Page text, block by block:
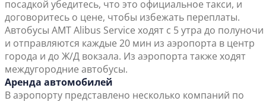
посадкой убедитесь, что это официальное такси, и
договоритесь о цене, чтобы избежать переплаты.
Автобусы AMT Alibus Service ходят с 5 утра до полуночи
и отправляются каждые 20 мин из аэропорта в центр
города и до Ж/Д вокзала. Из аэропорта также ходят
междугородние автобусы.
Аренда автомобилей
В аэропорту представлено несколько компаний по